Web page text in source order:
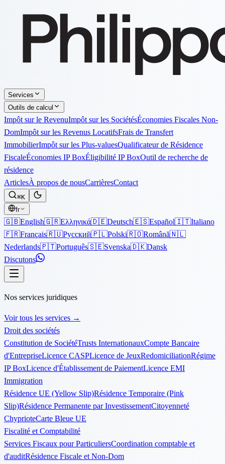
Services
Outils de calcul
Impôt sur le RevenuImpôt sur les SociétésÉconomies Fiscales Non-
DomImpôt sur les Revenus LocatifsFrais de Transfert
ImmobilierImpôt sur les Plus-valuesQualificateur de Résidence
FiscaleÉconomies IP BoxÉligibilité IP BoxOutil de recherche de
résidence
ArticlesÀ propos de nousCarrièresContact
⌘K
fr
🇬🇧English🇬🇷Ελληνικά🇩🇪Deutsch🇪🇸Español🇮🇹Italiano
🇫🇷Français🇷🇺Русский🇵🇱Polski🇷🇴Română🇳🇱
Nederlands🇵🇹Português🇸🇪Svenska🇩🇰Dansk
Discutons
Nos services juridiques
Voir tous les services →
Droit des sociétés
Constitution de SociétéTrusts InternationauxCompte Bancaire
d'EntrepriseLicence CASPLicence de JeuxRedomiciliationRégime
IP BoxLicence d'Établissement de PaiementLicence EMI
Immigration
Résidence UE (Yellow Slip)Résidence Temporaire (Pink
Slip)Résidence Permanente par InvestissementCitoyenneté
ChyprioteCarte Bleue UE
Fiscalité et Comptabilité
Services Fiscaux pour ParticuliersCoordination comptable et
d'auditRésidence Fiscale et Non-Dom